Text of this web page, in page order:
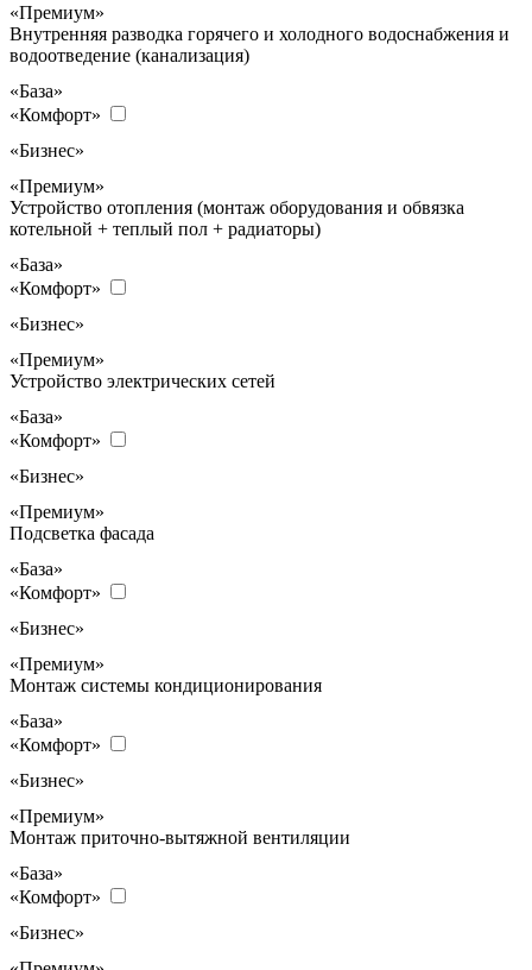
«Премиум»
Внутренняя разводка горячего и холодного водоснабжения и
водоотведение (канализация)
«База»
«Комфорт»
«Бизнес»
«Премиум»
Устройство отопления (монтаж оборудования и обвязка
котельной + теплый пол + радиаторы)
«База»
«Комфорт»
«Бизнес»
«Премиум»
Устройство электрических сетей
«База»
«Комфорт»
«Бизнес»
«Премиум»
Подсветка фасада
«База»
«Комфорт»
«Бизнес»
«Премиум»
Монтаж системы кондиционирования
«База»
«Комфорт»
«Бизнес»
«Премиум»
Монтаж приточно-вытяжной вентиляции
«База»
«Комфорт»
«Бизнес»